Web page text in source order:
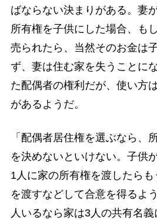
ばならない決まりがある。妻
所有権を子供にした場合、も
売られたら、当然そのお金は
ず、妻は住む家を失うことに
た配偶者の権利だが、使い方
があるようだ。
「配偶者居住権を選ぶなら、
を決めないといけない。子供
1人に家の所有権を渡したら
を渡すなどして合意を得るよ
人いるなら家は3人の共有名